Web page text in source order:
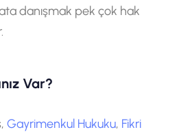
danışmak pek çok hak
Var?
Gayrimenkul Hukuku, Fikri